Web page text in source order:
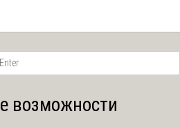
возможности